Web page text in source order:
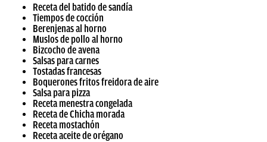
Receta del batido de sandía
Tiempos de cocción
Berenjenas al horno
Muslos de pollo al horno
Bizcocho de avena
Salsas para carnes
Tostadas francesas
Boquerones fritos freidora de aire
Salsa para pizza
Receta menestra congelada
Receta de Chicha morada
Receta mostachón
Receta aceite de orégano